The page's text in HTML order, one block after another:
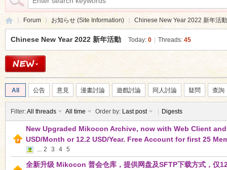
»
Forum お知らせ (Site Information) Chinese New Year 2022 新年活動
Chinese New Year 2022 新年活動 Today: 0 Threads: 45
All 公告 意見 漫畫討論 遊戲討論 同人討論 疑問 查詢
Filter:All threads All time Order by: Last post Digests
New Upgraded Mikocon Archive, now with Web Client
USD/Month or 12.2 USD/Year. Free Account for first 25
... 2 3 4 5
全新升级 Mikocon 普会仓库，提供网盘及SFTP下载方式，仅